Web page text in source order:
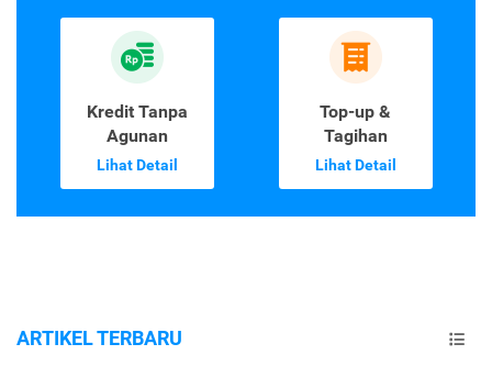
Kredit Tanpa
Agunan
Lihat Detail
Top-up &
Tagihan
Lihat Detail
ARTIKEL TERBARU